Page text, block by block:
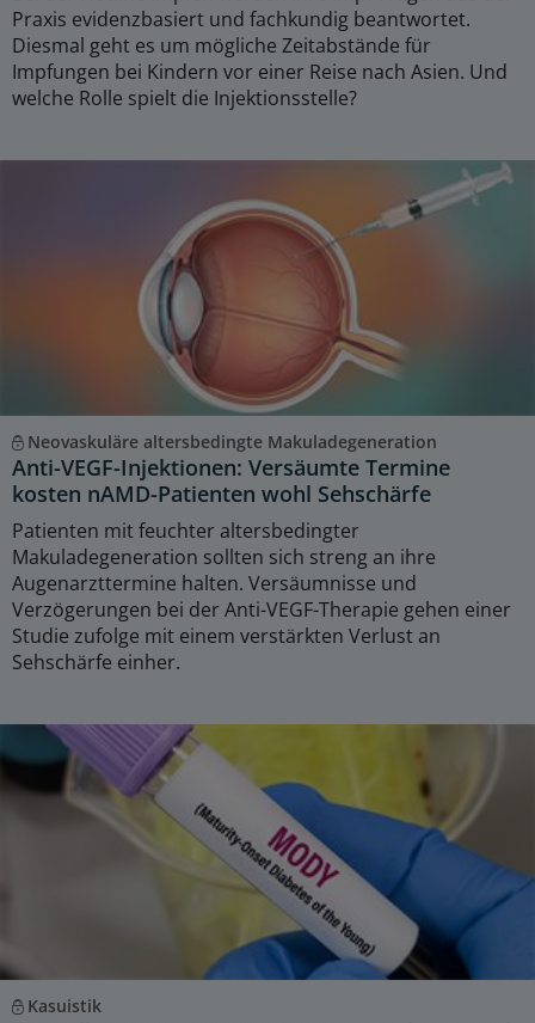
Praxis evidenzbasiert und fachkundig beantwortet.
Diesmal geht es um mögliche Zeitabstände für
Impfungen bei Kindern vor einer Reise nach Asien. Und
welche Rolle spielt die Injektionsstelle?
Neovaskuläre altersbedingte Makuladegeneration
Anti-VEGF-Injektionen: Versäumte Termine
kosten nAMD-Patienten wohl Sehschärfe
Patienten mit feuchter altersbedingter
Makuladegeneration sollten sich streng an ihre
Augenarzttermine halten. Versäumnisse und
Verzögerungen bei der Anti-VEGF-Therapie gehen einer
Studie zufolge mit einem verstärkten Verlust an
Sehschärfe einher.
Kasuistik